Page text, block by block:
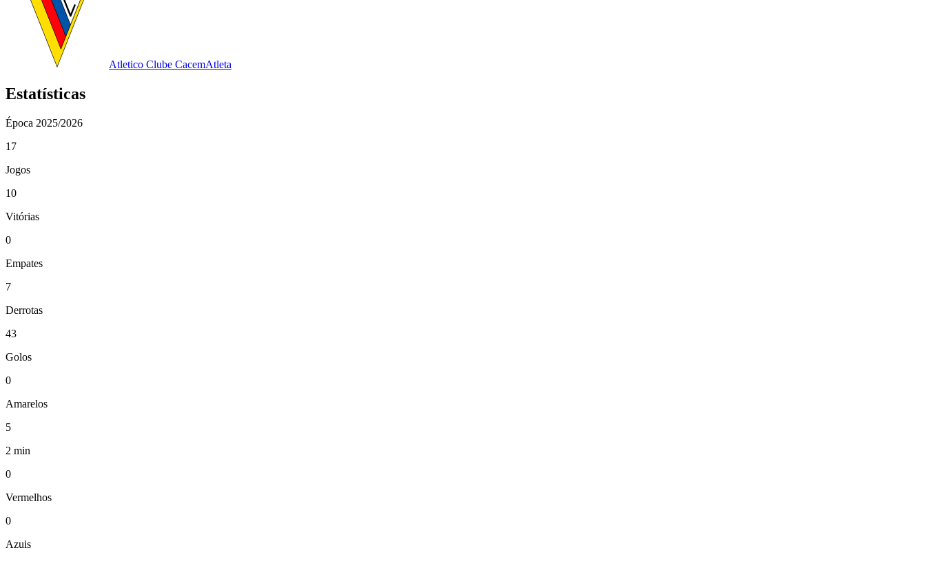
Atletico Clube CacemAtleta
Estatísticas
Época 2025/2026
17
Jogos
10
Vitórias
0
Empates
7
Derrotas
43
Golos
0
Amarelos
5
2 min
0
Vermelhos
0
Azuis